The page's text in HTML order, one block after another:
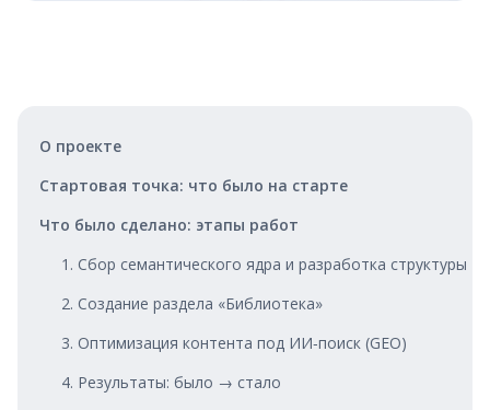
О проекте
Стартовая точка: что было на старте
Что было сделано: этапы работ
1. Сбор семантического ядра и разработка структуры
2. Создание раздела «Библиотека»
3. Оптимизация контента под ИИ‑поиск (GEO)
4. Результаты: было → стало